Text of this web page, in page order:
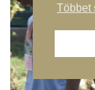
Többet